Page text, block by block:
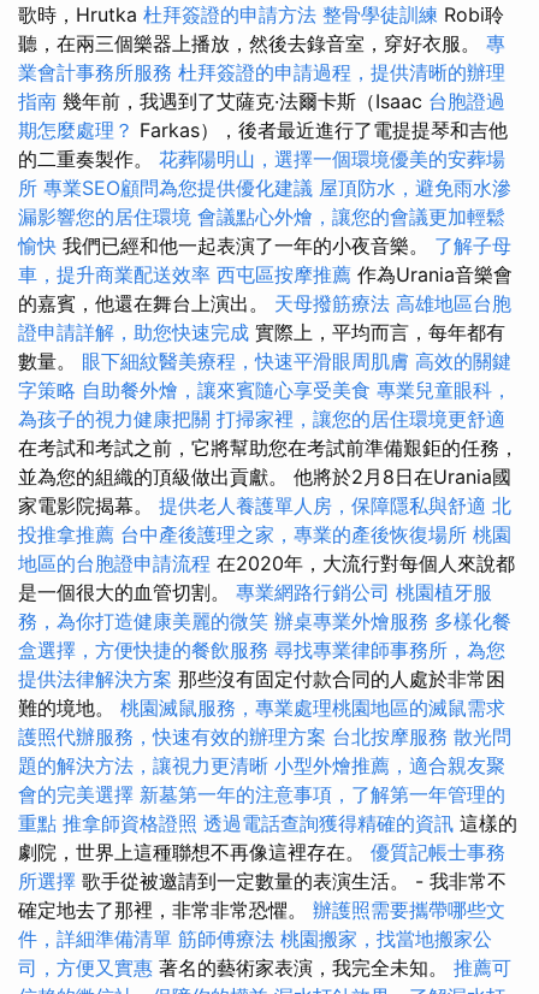
歌時，Hrutka 杜拜簽證的申請方法 整骨學徒訓練 Robi聆
聽，在兩三個樂器上播放，然後去錄音室，穿好衣服。 專
業會計事務所服務 杜拜簽證的申請過程，提供清晰的辦理
指南 幾年前，我遇到了艾薩克·法爾卡斯（Isaac 台胞證過
期怎麼處理？ Farkas），後者最近進行了電提提琴和吉他
的二重奏製作。 花葬陽明山，選擇一個環境優美的安葬場
所 專業SEO顧問為您提供優化建議 屋頂防水，避免雨水滲
漏影響您的居住環境 會議點心外燴，讓您的會議更加輕鬆
愉快 我們已經和他一起表演了一年的小夜音樂。 了解子母
車，提升商業配送效率 西屯區按摩推薦 作為Urania音樂會
的嘉賓，他還在舞台上演出。 天母撥筋療法 高雄地區台胞
證申請詳解，助您快速完成 實際上，平均而言，每年都有
數量。 眼下細紋醫美療程，快速平滑眼周肌膚 高效的關鍵
字策略 自助餐外燴，讓來賓隨心享受美食 專業兒童眼科，
為孩子的視力健康把關 打掃家裡，讓您的居住環境更舒適
在考試和考試之前，它將幫助您在考試前準備艱鉅的任務，
並為您的組織的頂級做出貢獻。 他將於2月8日在Urania國
家電影院揭幕。 提供老人養護單人房，保障隱私與舒適 北
投推拿推薦 台中產後護理之家，專業的產後恢復場所 桃園
地區的台胞證申請流程 在2020年，大流行對每個人來說都
是一個很大的血管切割。 專業網路行銷公司 桃園植牙服
務，為你打造健康美麗的微笑 辦桌專業外燴服務 多樣化餐
盒選擇，方便快捷的餐飲服務 尋找專業律師事務所，為您
提供法律解決方案 那些沒有固定付款合同的人處於非常困
難的境地。 桃園滅鼠服務，專業處理桃園地區的滅鼠需求
護照代辦服務，快速有效的辦理方案 台北按摩服務 散光問
題的解決方法，讓視力更清晰 小型外燴推薦，適合親友聚
會的完美選擇 新墓第一年的注意事項，了解第一年管理的
重點 推拿師資格證照 透過電話查詢獲得精確的資訊 這樣的
劇院，世界上這種聯想不再像這裡存在。 優質記帳士事務
所選擇 歌手從被邀請到一定數量的表演生活。 - 我非常不
確定地去了那裡，非常非常恐懼。 辦護照需要攜帶哪些文
件，詳細準備清單 筋師傅療法 桃園搬家，找當地搬家公
司，方便又實惠 著名的藝術家表演，我完全未知。 推薦可